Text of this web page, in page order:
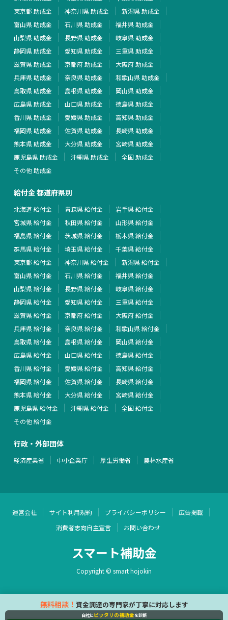
東京都 助成金
神奈川県 助成金
新潟県 助成金
富山県 助成金
石川県 助成金
福井県 助成金
山梨県 助成金
長野県 助成金
岐阜県 助成金
静岡県 助成金
愛知県 助成金
三重県 助成金
滋賀県 助成金
京都府 助成金
大阪府 助成金
兵庫県 助成金
奈良県 助成金
和歌山県 助成金
鳥取県 助成金
島根県 助成金
岡山県 助成金
広島県 助成金
山口県 助成金
徳島県 助成金
香川県 助成金
愛媛県 助成金
高知県 助成金
福岡県 助成金
佐賀県 助成金
長崎県 助成金
熊本県 助成金
大分県 助成金
宮崎県 助成金
鹿児島県 助成金
沖縄県 助成金
全国 助成金
その他 助成金
給付金 都道府県別
北海道 給付金 青森県 給付金
岩手県 給付金
宮城県 給付金
秋田県 給付金
山形県 給付金
福島県 給付金
茨城県 給付金
栃木県 給付金
群馬県 給付金
埼玉県 給付金
千葉県 給付金
東京都 給付金
神奈川県 給付金
新潟県 給付金
富山県 給付金
石川県 給付金
福井県 給付金
山梨県 給付金
長野県 給付金
岐阜県 給付金
静岡県 給付金
愛知県 給付金
三重県 給付金
滋賀県 給付金
京都府 給付金
大阪府 給付金
兵庫県 給付金
奈良県 給付金
和歌山県 給付金
鳥取県 給付金
島根県 給付金
岡山県 給付金
広島県 給付金
山口県 給付金
徳島県 給付金
香川県 給付金
愛媛県 給付金
高知県 給付金
福岡県 給付金
佐賀県 給付金
長崎県 給付金
熊本県 給付金
大分県 給付金
宮崎県 給付金
鹿児島県 給付金
沖縄県 給付金
全国 給付金
その他 給付金
行政・外部団体
経済産業省 中小企業庁 厚生労働省 農林水産省
運営会社 サイト利用規約 プライバシーポリシー
広告掲載
消費者志向自主宣言
お問い合わせ
スマート補助金
Copyright © smart hojokin
無料相談！ 資金調達の専門家が丁寧に対応します
自社にピッタリの補助金を診断